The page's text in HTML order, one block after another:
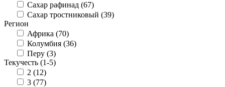
Сахар рафинад (67)
Сахар тростниковый (39)
Регион
Африка (70)
Колумбия (36)
Перу (3)
Текучесть (1-5)
2 (12)
3 (77)